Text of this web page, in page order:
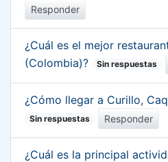
Responder
¿Cuál es el mejor
(Colombia)?
Sin respuestas
¿Cómo llegar a Curillo,
Sin respuestas Responder
¿Cuál es la principal